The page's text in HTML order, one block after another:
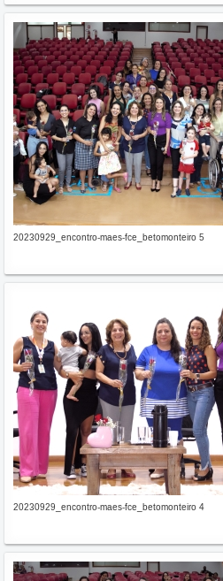
20230929_encontro-maes-fce_betomonteiro 5
20230929_encontro-maes-fce_betomonteiro 4